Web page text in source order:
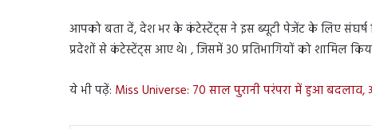
आपको बता दें, देश भर के कंटेस्टेंट्स ने इस ब्यूटी पेजेंट के लिए संघर्ष
प्रदेशों से कंटेस्टेंट्स आए थे। , जिसमें 30 प्रतिभागियों को शामिल
ये भी पढ़ें: Miss Universe: 70 साल पुरानी परंपरा में हुआ